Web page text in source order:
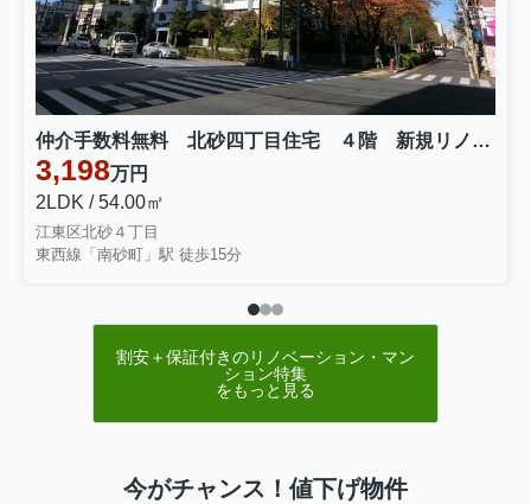
祝金 ５万円プレゼント（税抜価格４,０
００万円～５,９９９万円ご成約）
祝金１０万円プレゼント（税抜価格６,０
００万円～７
,９９９
万円ご成約）
祝金１５万円プレゼント（税抜価格８
００万円～９
祝金３０万円プレゼント（税抜価格１億
円～ご成約）
ただいております。ぜひ、お問
合わせください。（正中国的顾
仲介手数料無料 北砂四丁目住宅 ４階 新規リノベーション ４F
3,198万円
2LDK / 54.00㎡
江東区北砂４丁目
東西線「南砂町」駅 徒歩15分
割安＋保証付きのリノベーション・マン
ション特集
をもっと見る
今がチャンス！値下げ物件